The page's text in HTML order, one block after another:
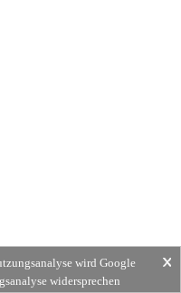
wird Google
widersprechen